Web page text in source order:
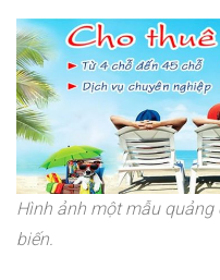
Hình ảnh một mẫu
biến.